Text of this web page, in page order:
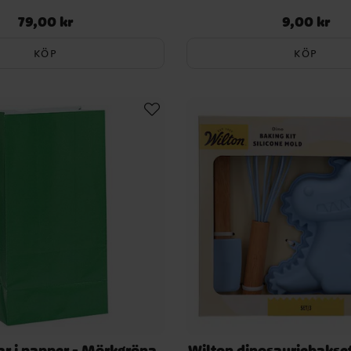
Pris:79,00 kr
79,00 kr
KÖP
Pris:9,00 kr
9,00 kr
KÖP